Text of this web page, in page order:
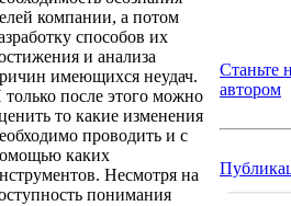
компании, а потом
способов их
и анализа
имеющихся неудач.
после этого можно
то какие изменения
проводить и с
каких
Несмотря на
понимания
Станьте
автором